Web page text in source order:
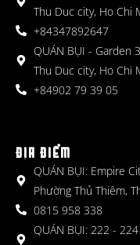
Thu Duc city, Ho Chi
+84347892647
QUÁN BỤI - Garden
Thu Duc city, Ho Chi
+84902 79 39 05
ĐỊA ĐIỂM
QUÁN BỤI: Empire
Phường Thủ Thiêm,
0815 958 338
QUÁN BỤI: 222 -